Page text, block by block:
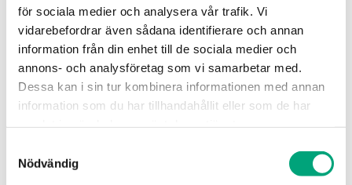
för sociala medier och analysera vår trafik. Vi
vidarebefordrar även sådana identifierare och annan
information från din enhet till de sociala medier och
annons- och analysföretag som vi samarbetar med.
Dessa kan i sin tur kombinera informationen med annan
information som du har tillhandahållit eller som de har
Nödvändig
REGIN
Monteringsdistans